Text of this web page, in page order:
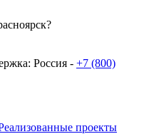
Россия - +7 (800)
проекты